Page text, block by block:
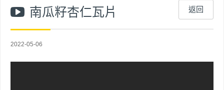
南瓜籽杏仁瓦片 返回
2022-05-06